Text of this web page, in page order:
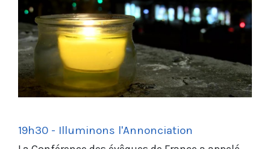
19h30 - Illuminons l'Annonciation